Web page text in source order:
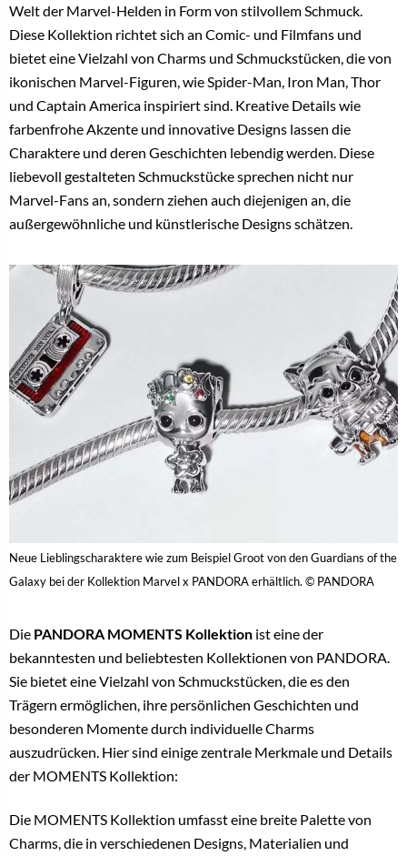
Welt der Marvel-Helden in Form von stilvollem Schmuck.
Diese Kollektion richtet sich an Comic- und Filmfans und
bietet eine Vielzahl von Charms und Schmuckstücken, die von
ikonischen Marvel-Figuren, wie Spider-Man, Iron Man, Thor
und Captain America inspiriert sind. Kreative Details wie
farbenfrohe Akzente und innovative Designs lassen die
Charaktere und deren Geschichten lebendig werden. Diese
liebevoll gestalteten Schmuckstücke sprechen nicht nur
Marvel-Fans an, sondern ziehen auch diejenigen an, die
außergewöhnliche und künstlerische Designs schätzen.
Neue Lieblingscharaktere wie zum Beispiel Groot von den Guardians of the
Galaxy bei der Kollektion Marvel x PANDORA erhältlich. © PANDORA
Die PANDORA MOMENTS Kollektion ist eine der
bekanntesten und beliebtesten Kollektionen von PANDORA.
Sie bietet eine Vielzahl von Schmuckstücken, die es den
Trägern ermöglichen, ihre persönlichen Geschichten und
besonderen Momente durch individuelle Charms
auszudrücken. Hier sind einige zentrale Merkmale und Details
der MOMENTS Kollektion:
Die MOMENTS Kollektion umfasst eine breite Palette von
Charms, die in verschiedenen Designs, Materialien und